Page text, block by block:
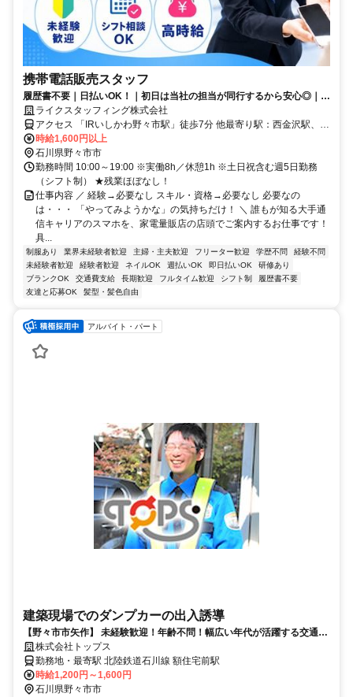
携帯電話販売スタッフ
履歴書不要｜日払いOK！｜初日は当社の担当が同行するから安心◎｜髪
色・ネイル自由♪(規定有)
ライクスタッフィング株式会社
アクセス 「IRいしかわ野々市駅」徒歩7分 他最寄り駅：西金沢駅、松
任駅、加賀笠間駅
時給1,600円以上
石川県野々市市
勤務時間 10:00～19:00 ※実働8h／休憩1h ※土日祝含む週5日勤務
（シフト制） ★残業ほぼなし！
仕事内容 ／ 経験→必要なし スキル・資格→必要なし 必要なの
は・・・ 「やってみようかな」の気持ちだけ！ ＼ 誰もが知る大手通
信キャリアのスマホを、家電量販店の店頭でご案内するお仕事です！
具...
制服あり 業界未経験者歓迎 主婦・主夫歓迎 フリーター歓迎 学歴不問
経験不問
未経験者歓迎
経験者歓迎 ネイルOK 週払いOK 即日払いOK
研修あり
ブランクOK
交通費支給 長期歓迎 フルタイム歓迎 シフト制
履歴書不要
友達と応募OK
髪型・髪色自由
アルバイト・パート
建築現場でのダンプカーの出入誘導
【野々市市矢作】 未経験歓迎！年齢不問！幅広い年代が活躍する交通誘
導スタッフ
株式会社トップス
勤務地・最寄駅 北陸鉄道石川線 額住宅前駅
時給1,200円～1,600円
石川県野々市市